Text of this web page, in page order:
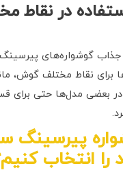
در نقاط
جذاب گوشواره‌های
برای نقاط مختلف گوش،
بعضی مدل‌ها حتی برای
پیرسینگ
انتخاب